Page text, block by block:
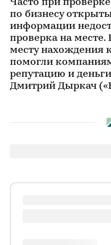
Часто при
по бизнесу
информации
проверка на
месту нахождения
помогли
репутацию и
Дмитрий Дыркач